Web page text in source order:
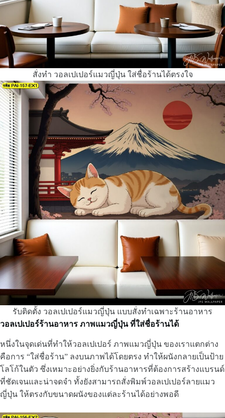
สั่งทำ วอลเปเปอร์แมวญี่ปุ่น ใส่ชื่อร้านได้ตรงใจ
รับติดตั้ง วอลเปเปอร์แมวญี่ปุ่น แบบสั่งทำเฉพาะร้านอาหาร
วอลเปเปอร์ร้านอาหาร ภาพแมวญี่ปุ่น ที่ใส่ชื่อร้านได้
หนึ่งในจุดเด่นที่ทำให้วอลเปเปอร์ ภาพแมวญี่ปุ่น ของเราแตกต่าง
คือการ “ใส่ชื่อร้าน” ลงบนภาพได้โดยตรง ทำให้ผนังกลายเป็นป้าย
โลโก้ในตัว ซึ่งเหมาะอย่างยิ่งกับร้านอาหารที่ต้องการสร้างแบรนด์
ที่ชัดเจนและน่าจดจำ ทั้งยังสามารถสั่งพิมพ์วอลเปเปอร์ลายแมว
ญี่ปุ่น ให้ตรงกับขนาดผนังของแต่ละร้านได้อย่างพอดี